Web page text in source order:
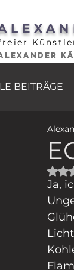
BEITRÄGE
Ja,